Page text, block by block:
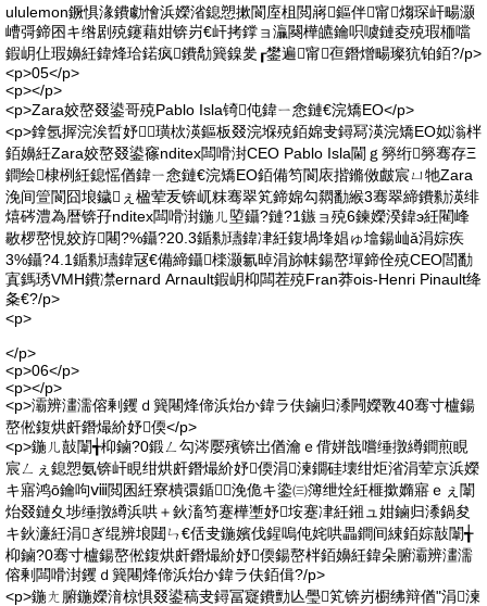
ululemon鐝惧湪鐨勮懀浜嬫渻鎴愬摗閬庢柤閲嶈鏂伴甯煼琛屽畼灏
嶆彁鍗囨キ绺剧殑鑳藉姏锛岃€屽拷鐣ョ灜闋樺皫鑰呮噳鏈夌殑瑕栭噹
鍜岄仩瑕嬶紝鍏烽珨鍩疯鐨勪簨鎳夎┎鐢遍甯亱鐕熷畼璨犺铂銆?/p>
<p>05</p>
<p></p>
<p>Zara姣嶅叕鍙哥殑Pablo Isla锜伅鍏ㄧ悆鏈€浣矯EO</p>
<p>鎿氬搱浣涘晢妤璜栨渶鏂板叕浣堢殑銆婂叏鐞冩渶浣矯EO姒滃柈
銆嬶紝Zara姣嶅叕鍙窱nditex闆嗗湗CEO Pablo Isla閫ｇ簩绗簩骞存Ξ
鐧绘棣栵紝鎴愮偤鍏ㄧ悆鏈€浣矯EO銆備笉閬庡揩鏅傚皻宸ㄩ牠Zara
浼间箮閬囧埌鐬ぇ楹荤叐锛屼粖骞翠笂鍗婂勾閷勫緱3骞翠締鐨勬渶绯
熺硶澧為暦锛孖nditex闆嗗湗鍦ㄦ埅鑷?鏈?1鏃ョ殑6鍊嬫湀鍏э紝閵峰
敭椤嶅悓姣斿闀?%鑷?20.3鍎勬瓙鍏冿紝鍑堝埄娼ゅ墖鍚屾ǎ涓婃疾
3%鑷?4.1鍎勬瓙鍏冦€備締鑷檪灏氱晫涓旀帓鍚嶅墠鍗佺殑CEO閭勫
寘鎷琇VMH鐨凚ernard Arnault鍜岄枊闆茬殑Fran莽ois-Henri Pinault绛
夈€?/p>
<p>
</p>
<p>06</p>
<p></p>
<p>灞辨澅濡傛剰钁ｄ簨闀烽偙浜炲か鍏ラ伕鏀归潻闁嬫斁40骞寸櫨鍚
嶅倯鍑烘皯鐕熶紒妤偄</p>
<p>鍦ㄦ敼闈╅枊鏀?0鍛ㄥ勾涔嬮殯锛岀偤瀹ｅ偝姘戠嚐缍撴繜鐧煎睍
宸ㄥぇ鎴愬氨锛屽睍绀烘皯鐕熶紒妤偄涓湅鐗硅壊绀炬渻涓荤京浜嬫
キ寤鸿ō鑰呴ⅷ閲囷紝寮樻彋鍎浼佹キ鍌㈢簿绁烇紝榧撳嫷寤ｅぇ闈
炲叕鏈夊埗缍撴繜浜哄＋鈥滀笉蹇樺壍妤垵蹇冿紝鎺ュ姏鏀归潻鍋夋
キ鈥濓紝涓ぎ绲辨埌閮ㄣ€佸叏鍦嬪伐鍟嗚伅姹哄畾鐧间綀銆婃敼闈╅
枊鏀?0骞寸櫨鍚嶅倯鍑烘皯鐕熶紒妤偄鍚嶅柈銆嬶紝鍏朵腑灞辨澅濡
傛剰闆嗗湗钁ｄ簨闀烽偙浜炲か鍏ラ伕銆偮?/p>
<p>鍦ㄤ腑鍦嬫湇椋惧叕鍙稿叏鐞冨寲鐨勯亾璺笂锛岃櫉绋辩偤"涓湅